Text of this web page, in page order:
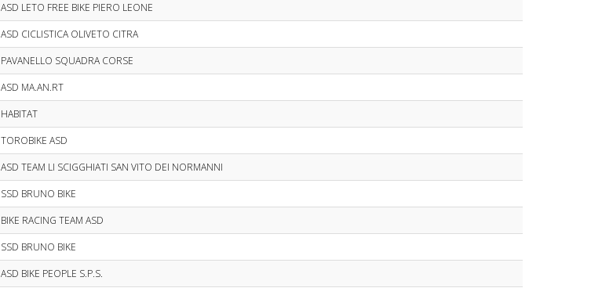
ASD LETO FREE BIKE PIERO LEONE
ASD CICLISTICA OLIVETO CITRA
PAVANELLO SQUADRA CORSE
ASD MA.AN.RT
HABITAT
TOROBIKE ASD
ASD TEAM LI SCIGGHIATI SAN VITO DEI NORMANNI
SSD BRUNO BIKE
BIKE RACING TEAM ASD
SSD BRUNO BIKE
ASD BIKE PEOPLE S.P.S.